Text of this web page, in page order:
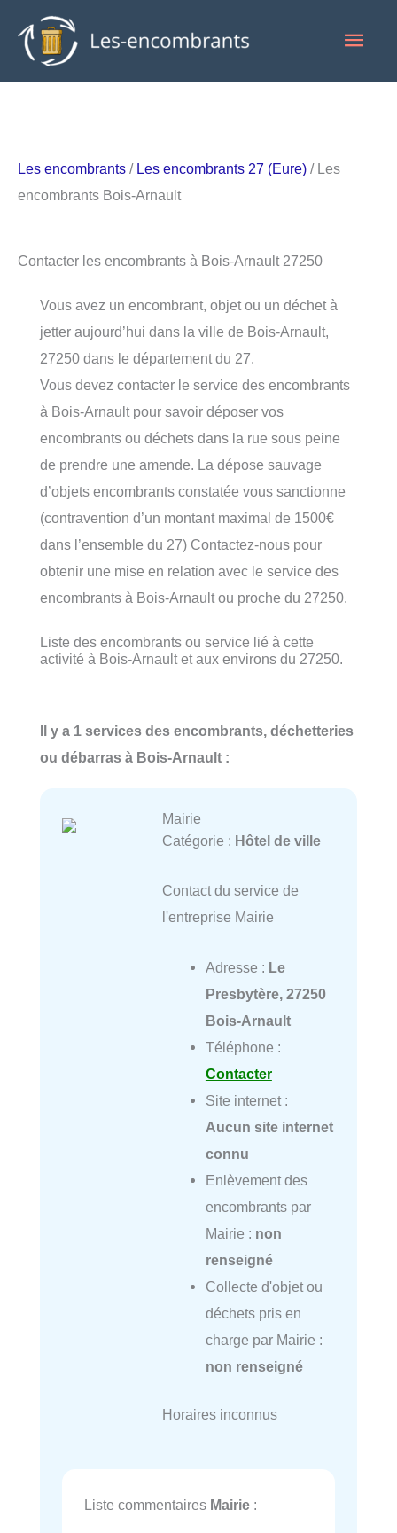
contenu
Les encombrants / Les encombrants 27 (Eure) / Les
encombrants Bois-Arnault
Contacter les encombrants à Bois-Arnault 27250
Vous avez un encombrant, objet ou un déchet à
jetter aujourd’hui dans la ville de Bois-Arnault,
27250 dans le département du 27.
Vous devez contacter le service des encombrants
à Bois-Arnault pour savoir déposer vos
encombrants ou déchets dans la rue sous peine
de prendre une amende. La dépose sauvage
d’objets encombrants constatée vous sanctionne
(contravention d’un montant maximal de 1500€
dans l’ensemble du 27) Contactez-nous pour
obtenir une mise en relation avec le service des
encombrants à Bois-Arnault ou proche du 27250.
Liste des encombrants ou service lié à cette
activité à Bois-Arnault et aux environs du 27250.
Il y a 1 services des encombrants, déchetteries
ou débarras à Bois-Arnault :
Mairie
Catégorie : Hôtel de ville
Contact du service de
l'entreprise Mairie
Adresse : Le
Presbytère, 27250
Bois-Arnault
Téléphone :
Contacter
Site internet :
Aucun site internet
connu
Enlèvement des
encombrants par
Mairie : non
renseigné
Collecte d'objet ou
déchets pris en
charge par Mairie :
non renseigné
Horaires inconnus
Liste commentaires Mairie :